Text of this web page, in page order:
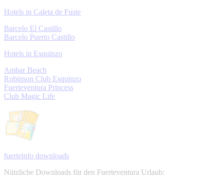
Hotels in Caleta de Fuste
Barcelo El Castillo
Barcelo Puerto Castillo
Hotels in Esquinzo
Ambar Beach
Robinson Club Esquinzo
Fuerteventura Princess
Club Magic Life
fuerteinfo downloads
Nützliche Downloads für den Fuerteventura Urlaub: